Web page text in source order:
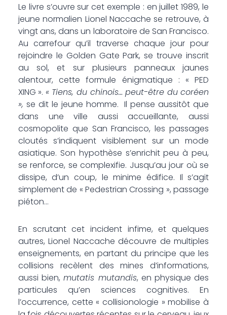
Le livre s’ouvre sur cet exemple : en juillet 1989, le
jeune normalien Lionel Naccache se retrouve, à
vingt ans, dans un laboratoire de San Francisco.
Au carrefour qu’il traverse chaque jour pour
rejoindre le Golden Gate Park, se trouve inscrit
au sol, et sur plusieurs panneaux jaunes
alentour, cette formule énigmatique : « PED
XING ». « Tiens, du chinois… peut-être du coréen
», se dit le jeune homme. Il pense aussitôt que
dans une ville aussi accueillante, aussi
cosmopolite que San Francisco, les passages
cloutés s’indiquent visiblement sur un mode
asiatique. Son hypothèse s’enrichit peu à peu,
se renforce, se complexifie. Jusqu’au jour où se
dissipe, d’un coup, le minime édifice. Il s’agit
simplement de « Pedestrian Crossing », passage
piéton…
En scrutant cet incident infime, et quelques
autres, Lionel Naccache découvre de multiples
enseignements, en partant du principe que les
collisions recèlent des mines d’informations,
aussi bien,mutatis mutandis, en physique des
particules qu’en sciences cognitives. En
l’occurrence, cette « collisionologie » mobilise à